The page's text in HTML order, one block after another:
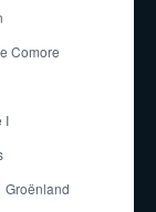
Comore
I
Groënland